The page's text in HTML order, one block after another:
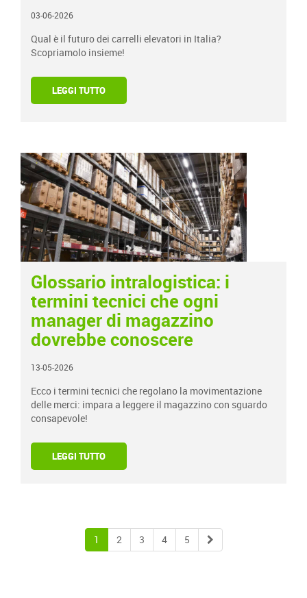
03-06-2026
Qual è il futuro dei carrelli elevatori in Italia?
Scopriamolo insieme!
LEGGI TUTTO
Glossario intralogistica: i
termini tecnici che ogni
manager di magazzino
dovrebbe conoscere
13-05-2026
Ecco i termini tecnici che regolano la movimentazione
delle merci: impara a leggere il magazzino con sguardo
consapevole!
LEGGI TUTTO
1 2 3 4 5 Next